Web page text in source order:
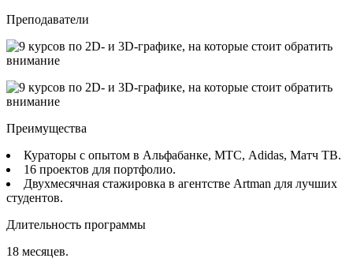
Преподаватели
Преимущества
Кураторы с опытом в Альфабанке, МТС, Adidas, Матч ТВ.
16 проектов для портфолио.
Двухмесячная стажировка в агентстве Artman для лучших
студентов.
Длительность программы
18 месяцев.